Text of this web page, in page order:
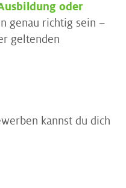
oder
genau richtig sein –
geltenden
kannst du dich